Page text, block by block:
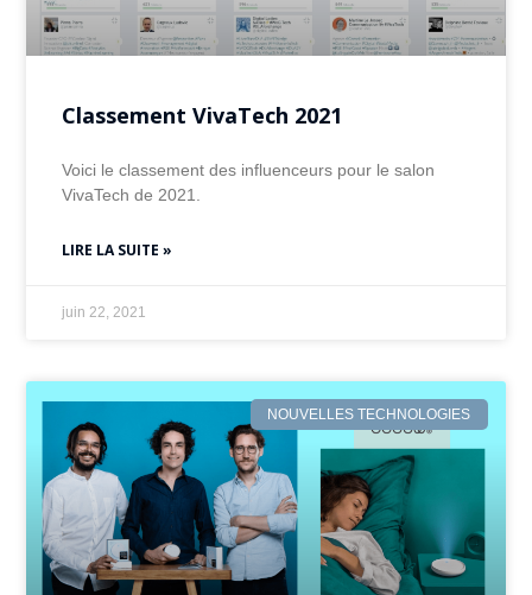
Classement VivaTech 2021
Voici le classement des influenceurs pour le salon
VivaTech de 2021.
LIRE LA SUITE »
juin 22, 2021
NOUVELLES TECHNOLOGIES